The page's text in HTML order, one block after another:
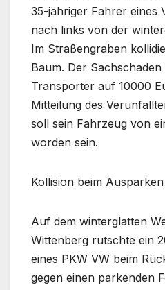
35-jähriger Fahrer eines
nach links von der
Im Straßengraben
Baum. Der
Transporter auf 10000
Mitteilung des
soll sein Fahrzeug von
worden sein.
Kollision beim Ausparken
Auf dem winterglatten
Wittenberg rutschte ein
eines PKW VW beim
gegen einen parkenden